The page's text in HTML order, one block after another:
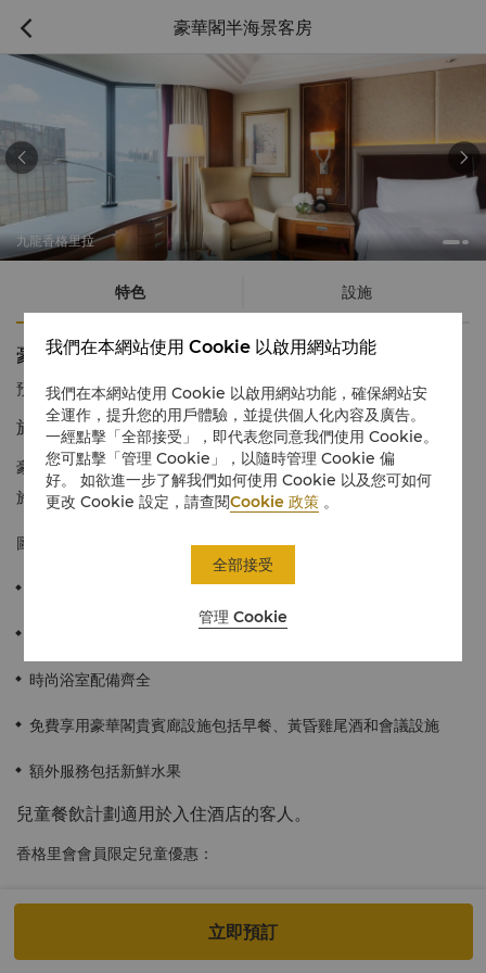
 豪華閣半海景客房
九龍香格里拉
 
特色 設施
豪華閣半海景客房
預訂電話號碼 1 866 565 5050
於繁榮的城市中心盡享時尚舒適的奢華體驗
豪華閣半海景客房為客人提供更寬敞舒適的空間和最優質的酒店設
施，是追求一流個人化服務的客人的最佳選擇。
圖片僅供參考。
偌大的觀景窗戶可以讓賓客盡情欣賞部份維港景緻及城市美景
時尚浴室配備齊全
免費享用豪華閣貴賓廊設施包括早餐、黃昏雞尾酒和會議設施
額外服務包括新鮮水果
兒童餐飲計劃適用於入住酒店的客人。
香格里會會員限定兒童優惠：
首兩名0至6歲小童可免費享用自助餐（最少與一位會員成人賓客同
行）；第三位或以上的同行小童可享半價。
立即預訂
我們在本網站使用 Cookie 以啟用網站功能
我們在本網站使用 Cookie 以啟用網站功能，確保網站安
全運作，提升您的用戶體驗，並提供個人化內容及廣告。
一經點擊「全部接受」，即代表您同意我們使用 Cookie。
您可點擊「管理 Cookie」，以隨時管理 Cookie 偏
好。 如欲進一步了解我們如何使用 Cookie 以及您可如何
更改 Cookie 設定，請查閱Cookie 政策 。
管理 Cookie
全部接受